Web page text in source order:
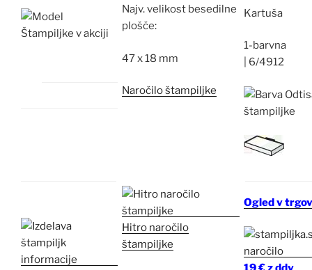
Najv.velikost besedilne
plošče:
47 x 18 mm
Naročilo štampiljke
Kartuša
1-barvna
6/4912
Hitro naročilo
štampiljke
Ogled v